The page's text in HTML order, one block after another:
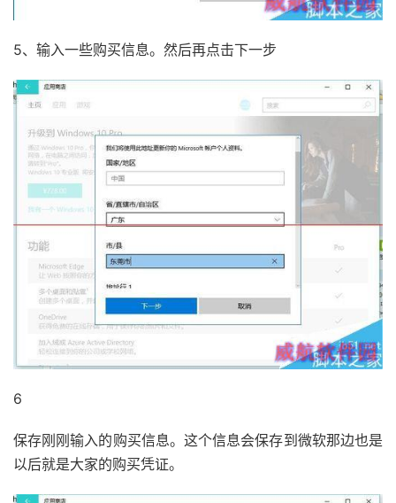
5、输入一些购买信息。然后再点击下一步
6
保存刚刚输入的购买信息。这个信息会保存到微软那边也是
以后就是大家的购买凭证。